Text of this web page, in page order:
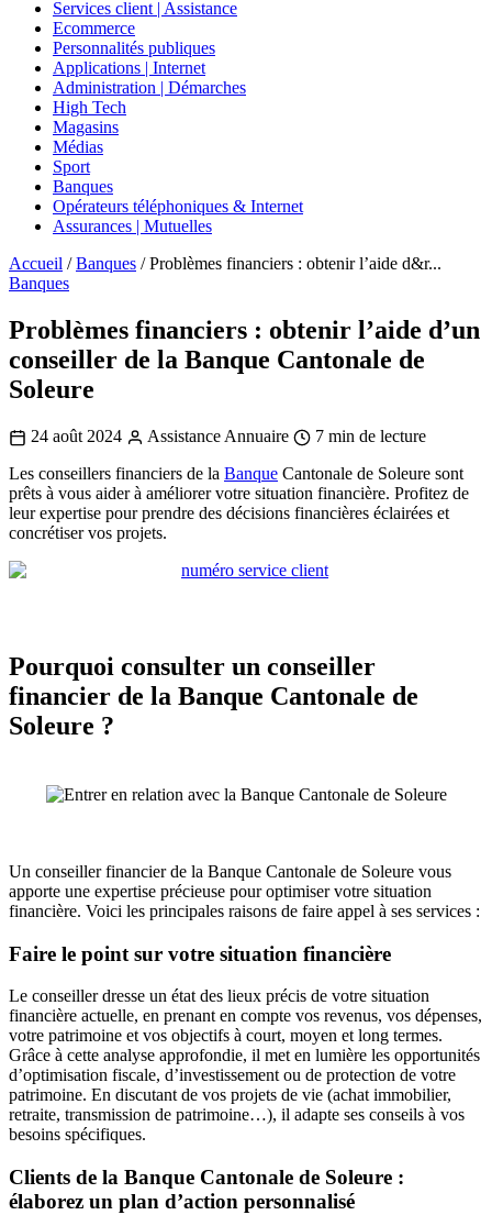
Services client | Assistance
Ecommerce
Personnalités publiques
Applications | Internet
Administration | Démarches
High Tech
Magasins
Médias
Sport
Banques
Opérateurs téléphoniques & Internet
Assurances | Mutuelles
Accueil /Banques /Problèmes financiers : obtenir l’aide d&r...
Banques
Problèmes financiers : obtenir l’aide d’un
conseiller de la Banque Cantonale de
Soleure
24 août 2024 Assistance Annuaire 7 min de lecture
Les conseillers financiers de la Banque Cantonale de Soleure sont
prêts à vous aider à améliorer votre situation financière. Profitez de
leur expertise pour prendre des décisions financières éclairées et
concrétiser vos projets.
Pourquoi consulter un conseiller
financier de la Banque Cantonale de
Soleure ?
Un conseiller financier de la Banque Cantonale de Soleure vous
apporte une expertise précieuse pour optimiser votre situation
financière. Voici les principales raisons de faire appel à ses services :
Faire le point sur votre situation financière
Le conseiller dresse un état des lieux précis de votre situation
financière actuelle, en prenant en compte vos revenus, vos dépenses,
votre patrimoine et vos objectifs à court, moyen et long termes.
Grâce à cette analyse approfondie, il met en lumière les opportunités
d’optimisation fiscale, d’investissement ou de protection de votre
patrimoine. En discutant de vos projets de vie (achat immobilier,
retraite, transmission de patrimoine…), il adapte ses conseils à vos
besoins spécifiques.
Clients de la Banque Cantonale de Soleure :
élaborez un plan d’action personnalisé